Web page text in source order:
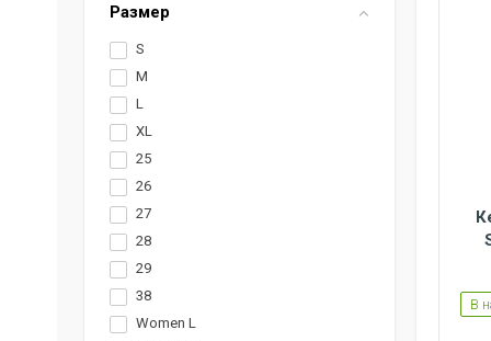
Размер
S
M
L
XL
25
26
27
28
29
38
Women L
В
Women L